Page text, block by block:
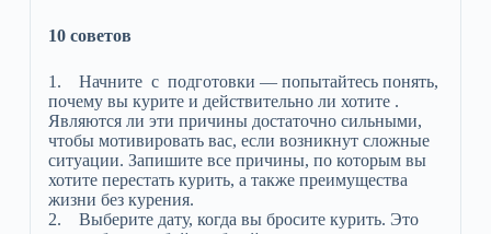
10 советов
1. Начните с подготовки — попытайтесь понять,
почему вы курите и действительно ли хотите .
Являются ли эти причины достаточно сильными,
чтобы мотивировать вас, если возникнут сложные
ситуации. Запишите все причины, по которым вы
хотите перестать курить, а также преимущества
жизни без курения.
2. Выберите дату, когда вы бросите курить. Это